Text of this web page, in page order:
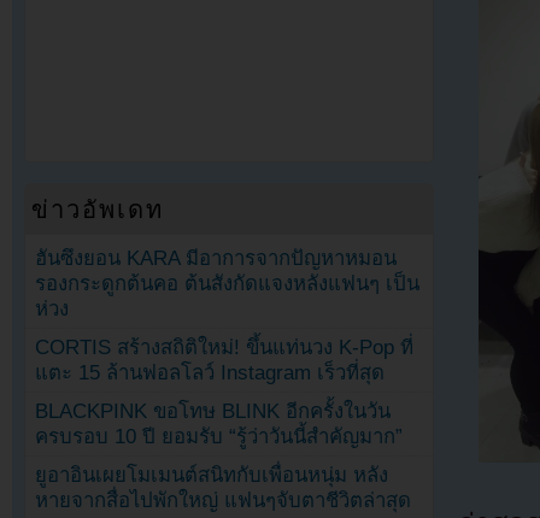
ข่าวอัพเดท
ฮันซึงยอน KARA มีอาการจากปัญหาหมอน
รองกระดูกต้นคอ ต้นสังกัดแจงหลังแฟนๆ เป็น
ห่วง
CORTIS สร้างสถิติใหม่! ขึ้นแท่นวง K-Pop ที่
แตะ 15 ล้านฟอลโลว์ Instagram เร็วที่สุด
BLACKPINK ขอโทษ BLINK อีกครั้งในวัน
ครบรอบ 10 ปี ยอมรับ “รู้ว่าวันนี้สำคัญมาก”
ยูอาอินเผยโมเมนต์สนิทกับเพื่อนหนุ่ม หลัง
หายจากสื่อไปพักใหญ่ แฟนๆจับตาชีวิตล่าสุด